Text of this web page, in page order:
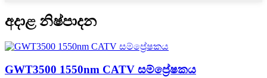
අදාළ නිෂ්පාදන
GWT3500 1550nm CATV සම්ප්‍රේෂකය